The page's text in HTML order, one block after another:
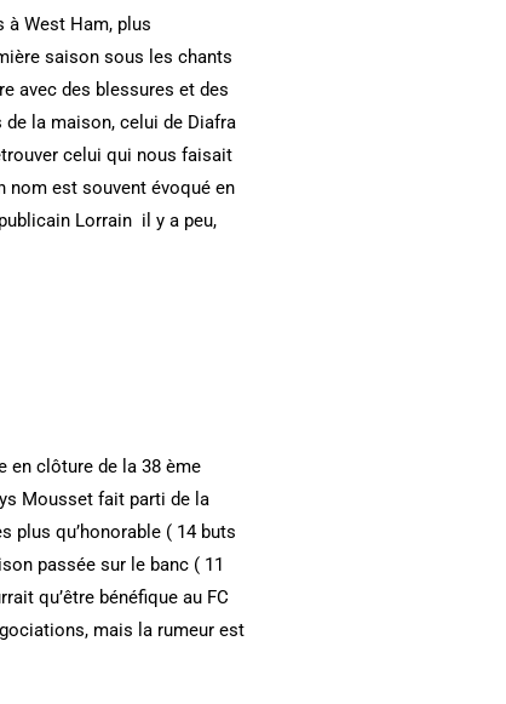
à West Ham, plus
saison sous les chants
avec des blessures et des
la maison, celui de Diafra
celui qui nous faisait
nom est souvent évoqué en
Lorrain il y a peu,
en clôture de la 38 ème
Mousset fait parti de la
plus qu’honorable ( 14 buts
passée sur le banc ( 11
qu’être bénéfique au FC
mais la rumeur est